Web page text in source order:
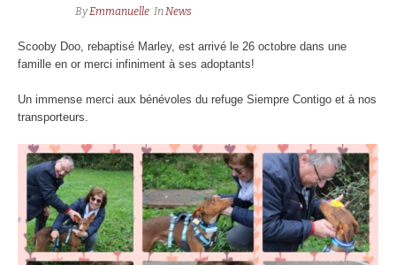
ByEmmanuelle InNews
Scooby Doo, rebaptisé Marley, est arrivé le 26 octobre dans une
famille en or merci infiniment à ses adoptants!
Un immense merci aux bénévoles du refuge Siempre Contigo et à nos
transporteurs.